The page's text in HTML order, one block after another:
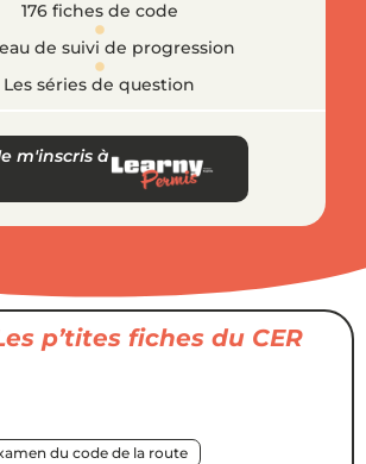
176 fiches de code
de suivi de progression
Les séries de question
m'inscris à
p’tites fiches du CER
du code de la route